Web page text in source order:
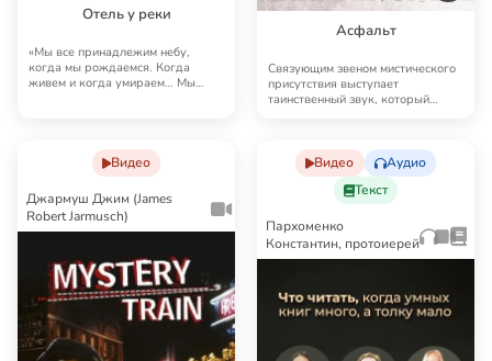
Отель у реки
«Мы все принадлежим небу,
когда мы рождаемся. Когда
живем и когда умираем… Мы
Асфальт
Связующим звеном мистического
присутствия выступает
таинственный звук, который
Видео
Джармуш Джим (James
Robert Jarmusch)
Видео
Аудио
Текст
Пархоменко
Константин, протоиерей